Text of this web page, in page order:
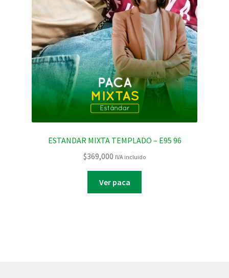
ESTANDAR MIXTA TEMPLADO – E95 96
$369,000 IVA incluido
Ver paca